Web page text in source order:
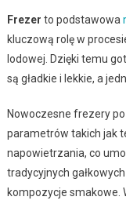
Frezer to podstawowa
kluczową rolę w
lodowej. Dzięki temu
są gładkie i lekkie, a
Nowoczesne frezery
parametrów takich jak
napowietrzania, co
tradycyjnych
kompozycje smakowe.